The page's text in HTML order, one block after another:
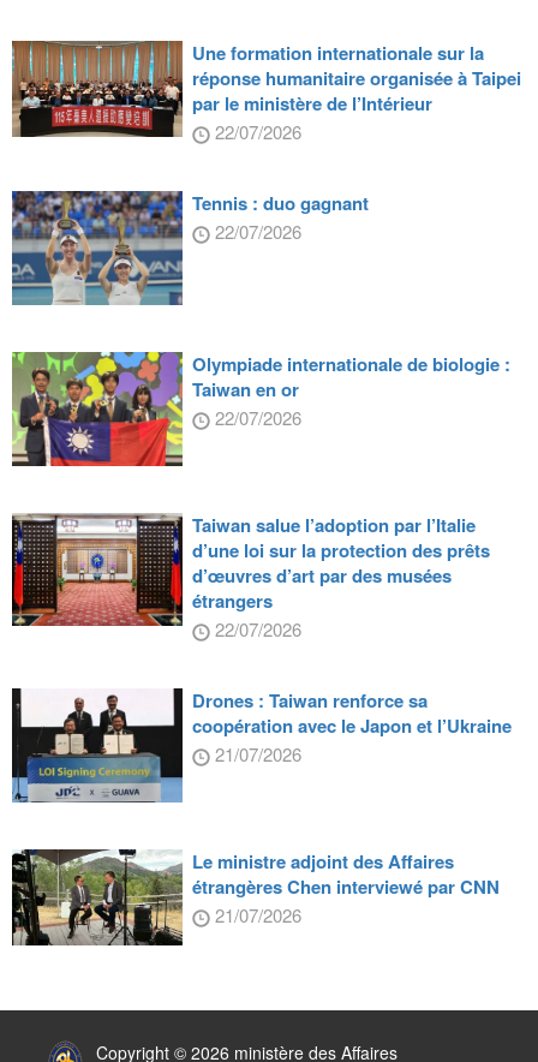
Une formation internationale sur la
réponse humanitaire organisée à Taipei
par le ministère de l’Intérieur
22/07/2026
Tennis : duo gagnant
22/07/2026
Olympiade internationale de biologie :
Taiwan en or
22/07/2026
Taiwan salue l’adoption par l’Italie
d’une loi sur la protection des prêts
d’œuvres d’art par des musées
étrangers
22/07/2026
Drones : Taiwan renforce sa
coopération avec le Japon et l’Ukraine
21/07/2026
Le ministre adjoint des Affaires
étrangères Chen interviewé par CNN
21/07/2026
Copyright © 2026 ministère des Affaires